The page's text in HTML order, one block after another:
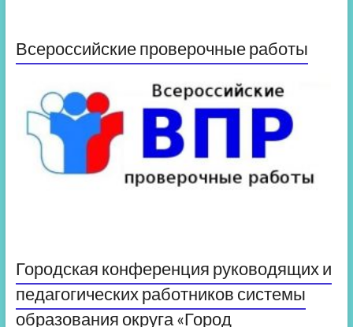
Всероссийские проверочные работы
Городская конференция руководящих и
педагогических работников системы
образования округа «Город